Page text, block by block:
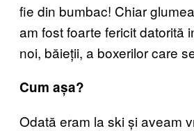
fie din bumbac! Chiar
am fost foarte fericit datorită
noi, băieții, a boxerilor care
Cum așa?
Odată eram la ski și aveam